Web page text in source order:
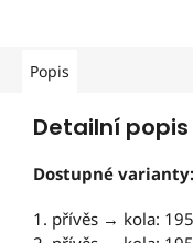
Popis
Detailní
Dostupné varianty:
1. přívěs → kola: